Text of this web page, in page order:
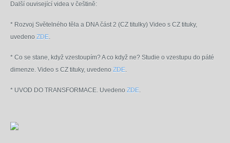
Další ouvisející videa v češtině:
* Rozvoj Světelného těla a DNA část 2 (CZ titulky) Video s CZ tituky,
uvedeno ZDE.
* Co se stane, když vzestoupím? A co když ne? Studie o vzestupu do páté
dimenze. Video s CZ tituky, uvedeno ZDE.
* UVOD DO TRANSFORMACE. Uvedeno ZDE.